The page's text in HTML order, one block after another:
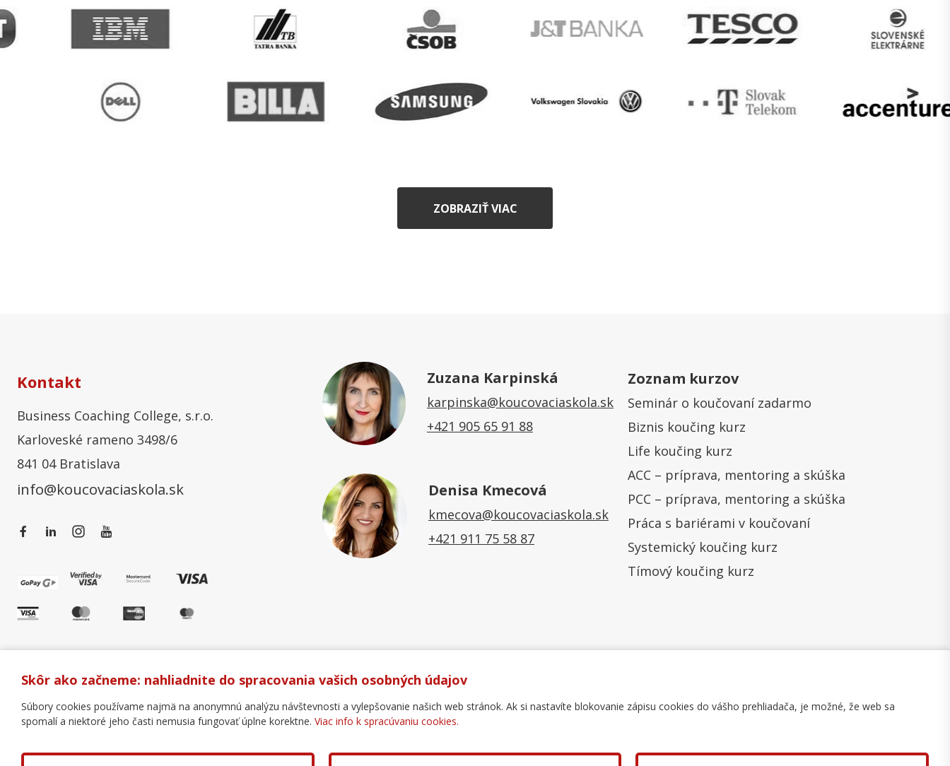
ZOBRAZIŤ VIAC
Kontakt
Business Coaching College, s.r.o.
Karloveské rameno 3498/6
841 04 Bratislava
info@koucovaciaskola.sk
Zuzana Karpinská
karpinska@koucovaciaskola.sk
+421 905 65 91 88
Denisa Kmecová
kmecova@koucovaciaskola.sk
+421 911 75 58 87
Zoznam kurzov
Seminár o koučovaní zadarmo
Biznis koučing kurz
Life koučing kurz
ACC – príprava, mentoring a skúška
PCC – príprava, mentoring a skúška
Práca s bariérami v koučovaní
Systemický koučing kurz
Tímový koučing kurz
Všeobecné obchodné podmienky Správa cookies Ochrana osobných údajov
Copyright © 2018 - 2026 Business Coaching College, s.r.o.
Skôr ako začneme: nahliadnite do spracovania vašich osobných údajov
Súbory cookies používame najmä na anonymnú analýzu návštevnosti a vylepšovanie našich web stránok. Ak si nastavíte blokovanie zápisu cookies do vášho prehliadača, je možné, že web sa
spomalí a niektoré jeho časti nemusia fungovať úplne korektne. Viac info k spracúvaniu cookies.